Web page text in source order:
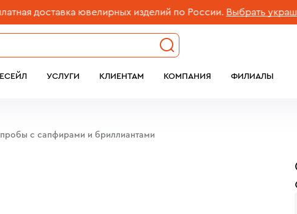
доставка ювелирных изделий по России. Выбрать украшение
УСЛУГИ КЛИЕНТАМ КОМПАНИЯ ФИЛИАЛЫ
пробы c сапфирами и бриллиантами